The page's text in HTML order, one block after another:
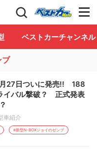
ストカー」 Club
ベストカーチャンネル
ブ
27日ついに発売!! 188
イバル撃破？ 正式発表
車紹介
#新型N-BOXジョイのゼンブ